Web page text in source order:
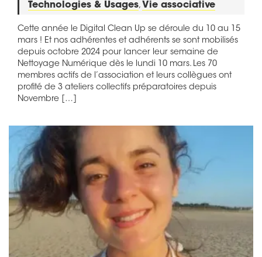
Technologies & Usages, Vie associative
Cette année le Digital Clean Up se déroule du 10 au 15
mars ! Et nos adhérentes et adhérents se sont mobilisés
depuis octobre 2024 pour lancer leur semaine de
Nettoyage Numérique dès le lundi 10 mars. Les 70
membres actifs de l’association et leurs collègues ont
profité de 3 ateliers collectifs préparatoires depuis
Novembre […]